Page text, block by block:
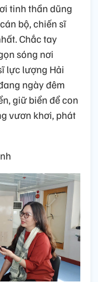
tinh thần dũng
bộ, chiến sĩ
Chắc tay
sóng nơi
lực lượng Hải
ngày đêm
giữ biển để con
vươn khơi, phát